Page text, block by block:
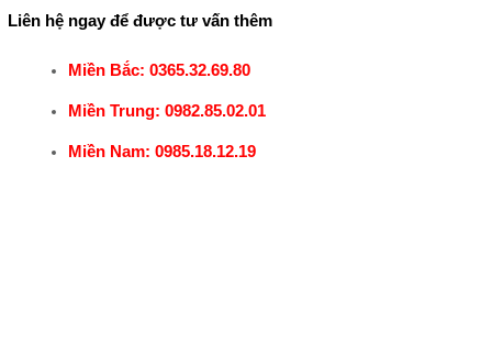
Liên hệ ngay để được tư vấn thêm
Miền Bắc: 0365.32.69.80
Miền Trung: 0982.85.02.01
Miền Nam: 0985.18.12.19